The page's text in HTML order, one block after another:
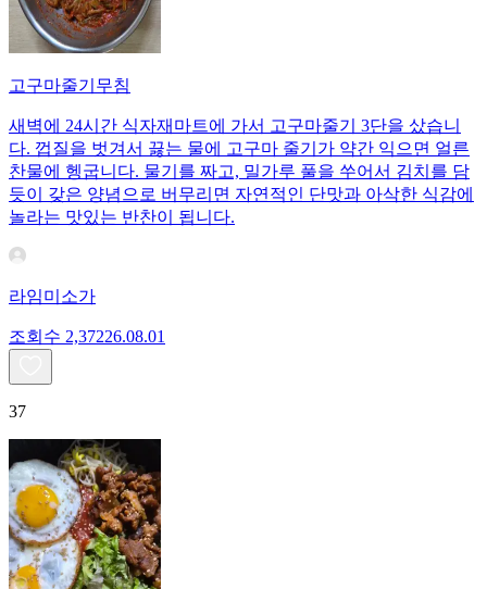
고구마줄기무침
새벽에 24시간 식자재마트에 가서 고구마줄기 3단을 샀습니
다. 껍질을 벗겨서 끓는 물에 고구마 줄기가 약간 익으면 얼른
찬물에 헹굽니다. 물기를 짜고, 밀가루 풀을 쑤어서 김치를 담
듯이 갖은 양념으로 버무리면 자연적인 단맛과 아삭한 식감에
놀라는 맛있는 반찬이 됩니다.
라임미소가
조회수 2,37226.08.01
37